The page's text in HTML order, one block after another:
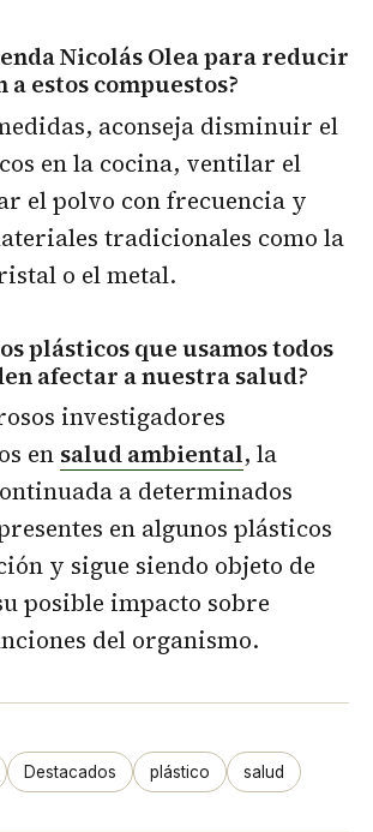
Nicolás Olea para reducir
estos compuestos?
aconseja disminuir el
en la cocina, ventilar el
el polvo con frecuencia y
tradicionales como la
o el metal.
plásticos que usamos todos
afectar a nuestra salud?
investigadores
en salud ambiental, la
a determinados
en algunos plásticos
y sigue siendo objeto de
posible impacto sobre
del organismo.
Destacados plástico salud